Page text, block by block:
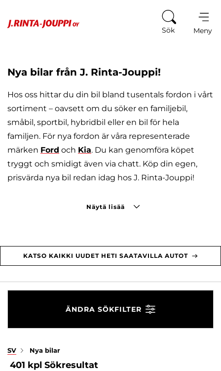
Sök Meny
Katso Ford-kampanjat
Katso Kia-kampanjat
Nya bilar från J. Rinta-Jouppi!
Hos oss hittar du din bil bland tusentals fordon i vårt
sortiment – oavsett om du söker en familjebil,
småbil, sportbil, hybridbil eller en bil för hela
familjen. För nya fordon är våra representerade
märken Ford och Kia. Du kan genomföra köpet
tryggt och smidigt även via chatt. Köp din egen,
prisvärda nya bil redan idag hos J. Rinta-Jouppi!
Näytä lisää
KATSO KAIKKI UUDET HETI SAATAVILLA AUTOT
ÄNDRA SÖKFILTER
SV Nya bilar
401 kpl Sökresultat